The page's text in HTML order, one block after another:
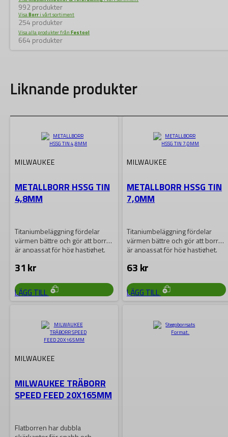
992 produkter
VisaBorr i vårt sortiment
254 produkter
Visa alla produkter frånFestool
664 produkter
Liknande produkter
MILWAUKEE
METALLBORR HSSG TIN
4,8MM
Titaniumbeläggning fördelar
värmen bättre och gör att borret
är anpassat för hög hastighet.
31kr
LÄGG TILL
MILWAUKEE
METALLBORR HSSG TIN
7,0MM
Titaniumbeläggning fördelar
värmen bättre och gör att borret
är anpassat för hög hastighet.
63kr
LÄGG TILL
MILWAUKEE
MILWAUKEE TRÄBORR
SPEED FEED 20X165MM
Flatborren har dubbla